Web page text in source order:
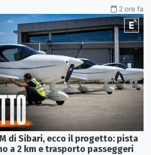
2 ore fa
di Sibari, ecco il progetto: pista
a 2 km e trasporto passeggeri